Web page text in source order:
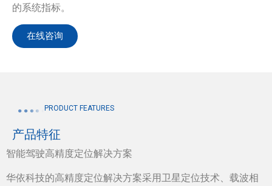
的系统指标。
在线咨询
PRODUCT FEATURES
产品特征
智能驾驶高精度定位解决方案
华依科技的高精度定位解决方案采用卫星定位技术、载波相